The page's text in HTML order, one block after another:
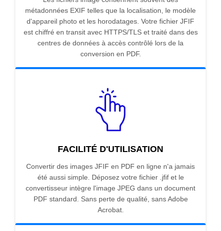
métadonnées EXIF telles que la localisation, le modèle
d'appareil photo et les horodatages. Votre fichier JFIF
est chiffré en transit avec HTTPS/TLS et traité dans des
centres de données à accès contrôlé lors de la
conversion en PDF.
FACILITÉ D'UTILISATION
Convertir des images JFIF en PDF en ligne n'a jamais
été aussi simple. Déposez votre fichier .jfif et le
convertisseur intègre l'image JPEG dans un document
PDF standard. Sans perte de qualité, sans Adobe
Acrobat.